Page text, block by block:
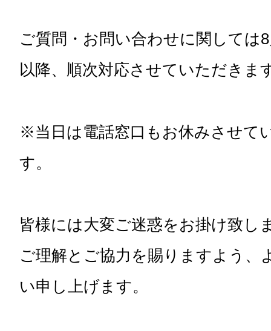
ご質問・お問い合わせに関しては
以降、順次対応させていただきま
※当日は電話窓口もお休みさせて
す。
皆様には大変ご迷惑をお掛け致し
ご理解とご協力を賜りますよう、
い申し上げます。